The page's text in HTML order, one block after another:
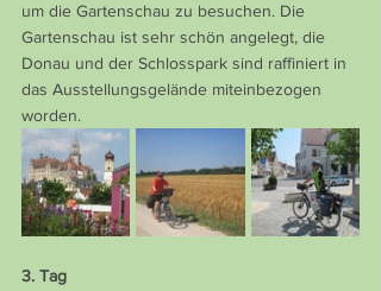
um die Gartenschau zu besuchen. Die
Gartenschau ist sehr schön angelegt, die
Donau und der Schlosspark sind raffiniert in
das Ausstellungsgelände miteinbezogen
worden.
3. Tag